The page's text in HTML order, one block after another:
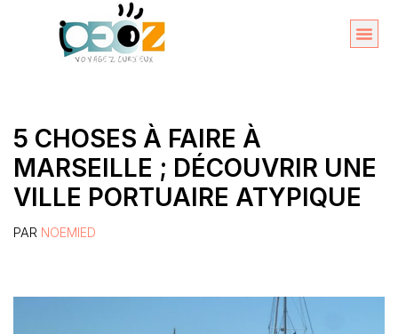
5 CHOSES À FAIRE À
MARSEILLE ; DÉCOUVRIR UNE
VILLE PORTUAIRE ATYPIQUE
PAR NOEMIED